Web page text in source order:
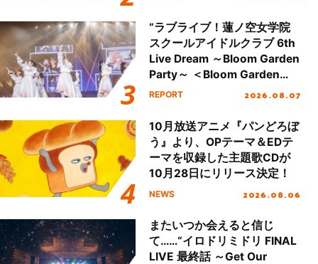
“ラブライブ！蓮ノ空女学院
スクールアイドルクラブ 6th
Live Dream ～Bloom Garden
Party～ ＜Bloom Garden
Party Stage／埼玉公演＞”
REPORT 2026.08.07
10月放送アニメ『パンどろぼ
う』より、OPテーマ＆EDテ
ーマを収録した主題歌CDが
10月28日にリリース決定！
NEWS 2026.08.06
またいつか会えると信じ
て……“イロドリミドリ FINAL
LIVE 最終話 ～Get Our